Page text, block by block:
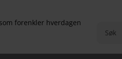
forenkler hverdagen